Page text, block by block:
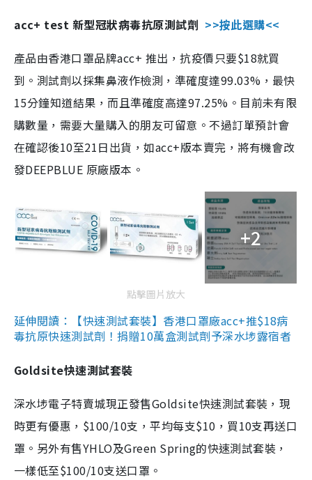
acc+ test 新型冠狀病毒抗原測試劑 >>按此選購<<
產品由香港口罩品牌acc+ 推出，抗疫價只要$18就買
到。測試劑以採集鼻液作檢測，準確度達99.03%，最快
15分鐘知道結果，而且準確度高達97.25%。目前未有限
購數量，需要大量購入的朋友可留意。不過訂單預計會
在確認後10至21日出貨，如acc+版本賣完，將有機會改
發DEEPBLUE 原廠版本。
+2
點擊圖片放大
延伸閱讀：【快速測試套裝】香港口罩廠acc+推$18病
毒抗原快速測試劑！捐贈10萬盒測試劑予深水埗露宿者
Goldsite快速測試套裝
深水埗電子特賣城現正發售Goldsite快速測試套裝，現
時更有優惠，$100/10支，平均每支$10，買10支再送口
罩。另外有售YHLO及Green Spring的快速測試套裝，
一樣低至$100/10支送口罩。